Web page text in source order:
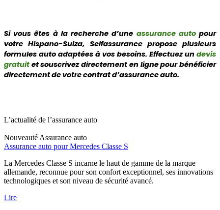
Si vous êtes à la recherche d’une assurance autopour
votre Hispano-Suiza, Selfassurance propose plusieurs
formules auto adaptées à vos besoins. Effectuez un devis
gratuit et souscrivez directement en ligne pour bénéficier
directement de votre contrat d’assurance auto.
L’actualité de l’assurance auto
Nouveauté Assurance auto
Assurance auto pour Mercedes Classe S
La Mercedes Classe S incarne le haut de gamme de la marque
allemande, reconnue pour son confort exceptionnel, ses innovations
technologiques et son niveau de sécurité avancé.
Lire